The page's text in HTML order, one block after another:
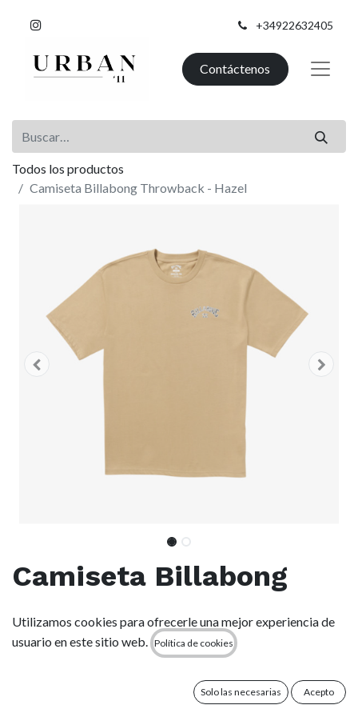
+34922632405
Contáctenos
Todos los productos
Camiseta Billabong Throwback - Hazel
Camiseta Billabong
Throwback - Hazel
(0 reseña)
Tejido: Tejido de algodón (180 g/m2)
Utilizamos cookies para ofrecerle una mejor experiencia de
usuario en este sitio web.
Política de cookies
Solo las necesarias Acepto